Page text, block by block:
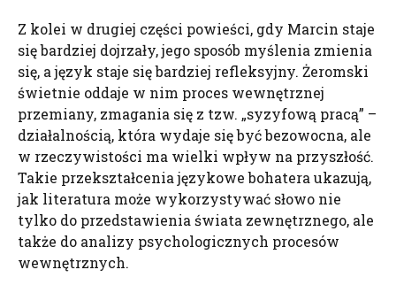
Z kolei w drugiej części powieści, gdy Marcin staje
się bardziej dojrzały, jego sposób myślenia zmienia
się, a język staje się bardziej refleksyjny. Żeromski
świetnie oddaje w nim proces wewnętrznej
przemiany, zmagania się z tzw. „syzyfową pracą” –
działalnością, która wydaje się być bezowocna, ale
w rzeczywistości ma wielki wpływ na przyszłość.
Takie przekształcenia językowe bohatera ukazują,
jak literatura może wykorzystywać słowo nie
tylko do przedstawienia świata zewnętrznego, ale
także do analizy psychologicznych procesów
wewnętrznych.